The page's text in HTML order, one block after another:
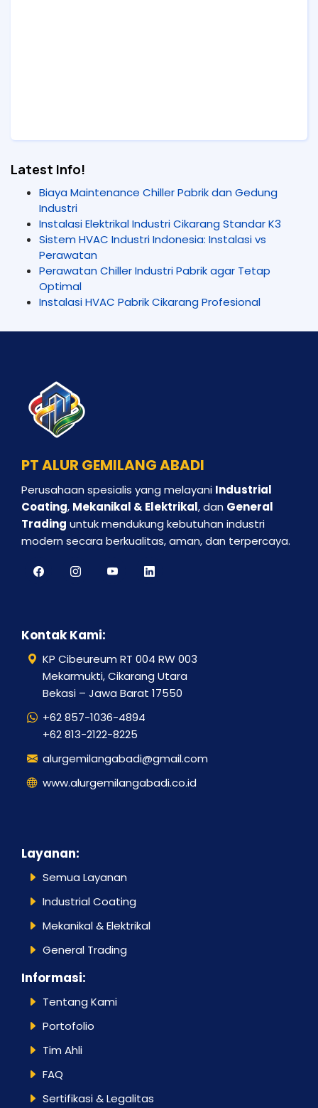
Latest Info!
Biaya Maintenance Chiller Pabrik dan Gedung
Industri
Instalasi Elektrikal Industri Cikarang Standar K3
Sistem HVAC Industri Indonesia: Instalasi vs
Perawatan
Perawatan Chiller Industri Pabrik agar Tetap
Optimal
Instalasi HVAC Pabrik Cikarang Profesional
PT ALUR GEMILANG ABADI
Perusahaan spesialis yang melayani Industrial
Coating, Mekanikal & Elektrikal, dan General
Trading untuk mendukung kebutuhan industri
modern secara berkualitas, aman, dan terpercaya.
Kontak Kami:
KP Cibeureum RT 004 RW 003
Mekarmukti, Cikarang Utara
Bekasi – Jawa Barat 17550
+62 857-1036-4894
+62 813-2122-8225
alurgemilangabadi@gmail.com
www.alurgemilangabadi.co.id
Layanan:
Semua Layanan
Industrial Coating
Mekanikal & Elektrikal
General Trading
Informasi:
Tentang Kami
Portofolio
Tim Ahli
FAQ
Sertifikasi & Legalitas